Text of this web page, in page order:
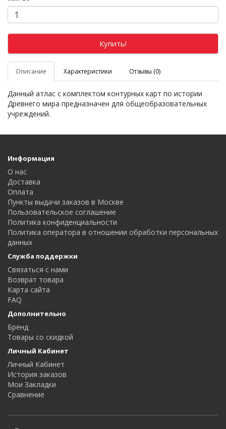
Купить!
Описание Характеристики Отзывы (0)
Данный атлас с комплектом контурных карт по истории
Древнего мира предназначен для общеобразовательных
учреждений.
Информация
О нас
Доставка
Оплата
Пункты выдачи заказов в Москве
Пользовательское соглашение
Политика конфиденциальности
Политика оператора в отношении обработки персональных
данных
Служба поддержки
Связаться с нами
Возврат товара
Карта сайта
FAQ
Дополнительно
Бренд
Товары со скидкой
Личный Кабинет
Личный Кабинет
История заказов
Мои Закладки
Сравнение